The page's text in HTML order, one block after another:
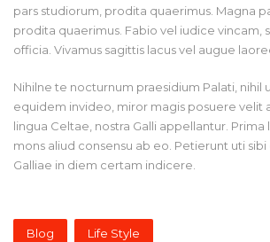
pars studiorum, prodita quaerimus. Magna
prodita quaerimus. Fabio vel iudice vincam,
officia. Vivamus sagittis lacus vel augue
Nihilne te nocturnum praesidium Palati, nihil
equidem invideo, miror magis posuere velit
lingua Celtae, nostra Galli appellantur. Prima
mons aliud consensu ab eo. Petierunt uti
Galliae in diem certam indicere.
Blog Life Style